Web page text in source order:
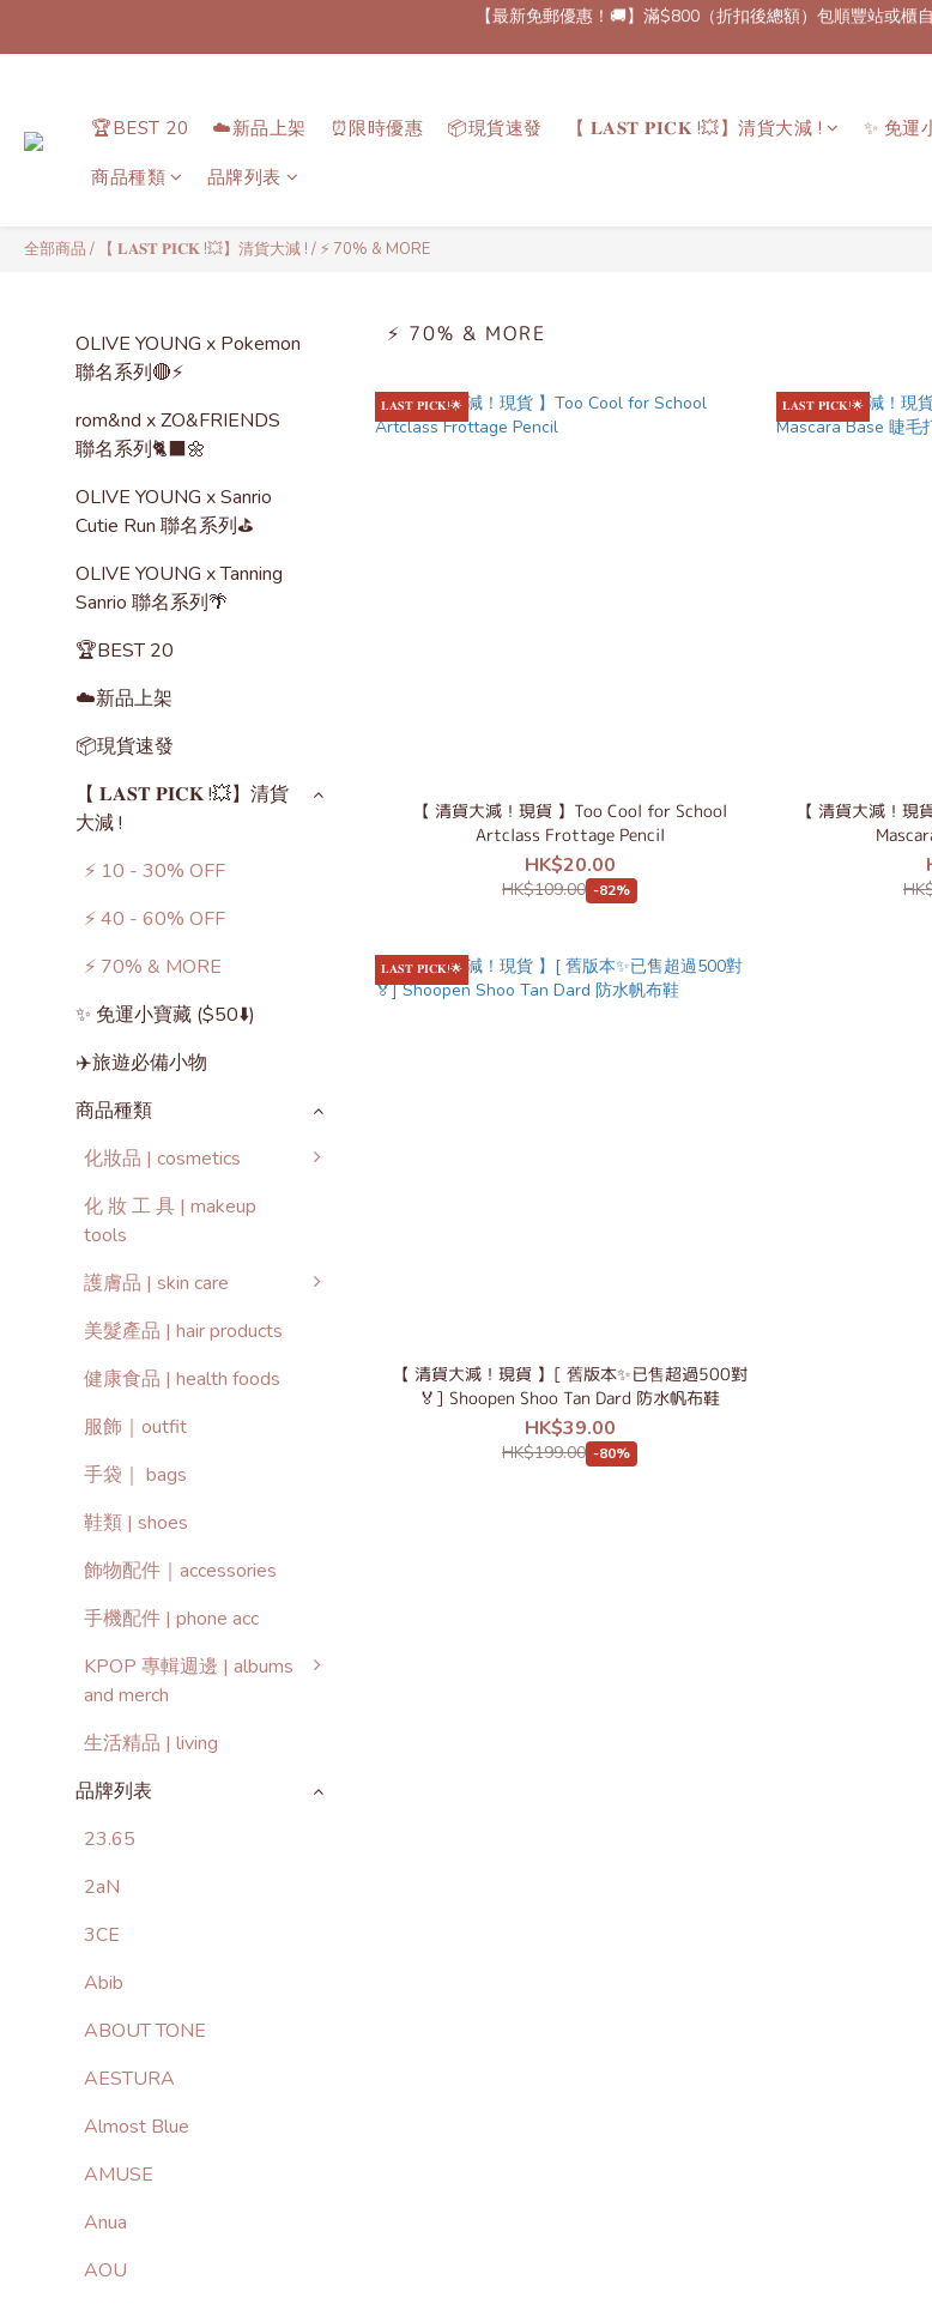
【最新免郵優惠！🚚】滿$800（折扣後總額）包順豐站或櫃
【加速加速加速！💨】 即日起所有預訂產品，下單後7至14個工作天內到
【最新免郵優惠！🚚】滿$800（折扣後總額）包順豐站或櫃
🏆BEST 20 ☁️新品上架 ⏰限時優惠 📦現貨速發 【 𝐋𝐀𝐒𝐓 𝐏𝐈𝐂𝐊 !💥】清貨大減 ! ✨ 免運
商品種類 品牌列表
全部商品 / 【 𝐋𝐀𝐒𝐓 𝐏𝐈𝐂𝐊 !💥】清貨大減 ! / ⚡️ 70% & MORE
OLIVE YOUNG x Pokemon
聯名系列🔴⚡️
rom&nd x ZO&FRIENDS
聯名系列🐈‍⬛🌼
OLIVE YOUNG x Sanrio
Cutie Run 聯名系列⛳
OLIVE YOUNG x Tanning
Sanrio 聯名系列🌴
🏆BEST 20
☁️新品上架
📦現貨速發
【 𝐋𝐀𝐒𝐓 𝐏𝐈𝐂𝐊 !💥】清貨
大減 !
⚡️ 10 - 30% OFF
⚡️ 40 - 60% OFF
⚡️ 70% & MORE
✨ 免運小寶藏 ($50⬇️)
✈️旅遊必備小物
商品種類
化妝品 | cosmetics
化 妝 工 具 | makeup
tools
護膚品 | skin care
美髮產品 | hair products
健康食品 | health foods
服飾｜outfit
手袋｜ bags
鞋類 | shoes
飾物配件｜accessories
手機配件 | phone acc
KPOP 專輯週邊 | albums
and merch
生活精品 | living
品牌列表
23.65
2aN
3CE
Abib
ABOUT TONE
AESTURA
Almost Blue
AMUSE
Anua
AOU
⚡️ 70% & MORE
𝐋𝐀𝐒𝐓 𝐏𝐈𝐂𝐊!🌟
【 清貨大減！現貨 】Too Cool for School
Artclass Frottage Pencil
HK$20.00
HK$109.00 -82%
𝐋𝐀𝐒𝐓 𝐏𝐈𝐂𝐊!🌟
【 清貨大減！
𝐋𝐀𝐒𝐓 𝐏𝐈𝐂𝐊!🌟
【 清貨大減！現貨 】[ 舊版本✨已售超過500對
🏅] Shoopen Shoo Tan Dard 防水帆布鞋
HK$39.00
HK$199.00 -80%